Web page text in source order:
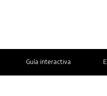
Guía interactiva